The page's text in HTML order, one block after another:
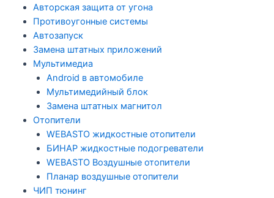
Авторская защита от угона
Противоугонные системы
Автозапуск
Замена штатных приложений
Мультимедиа
Android в автомобиле
Мультимедийный блок
Замена штатных магнитол
Отопители
WEBASTO жидкостные отопители
БИНАР жидкостные подогреватели
WEBASTO Воздушные отопители
Планар воздушные отопители
ЧИП тюнинг